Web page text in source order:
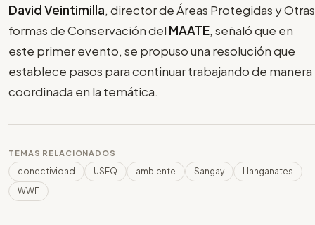
David Veintimilla, director de Áreas Protegidas y Otras
formas de Conservación del MAATE, señaló que en
este primer evento, se propuso una resolución que
establece pasos para continuar trabajando de manera
coordinada en la temática.
TEMAS RELACIONADOS
conectividad USFQ ambiente Sangay
Llanganates
WWF